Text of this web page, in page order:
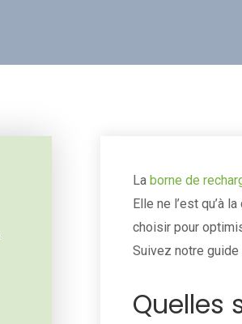
La borne de
Elle ne l’est qu’à
choisir pour
Suivez notre guide
Quelles